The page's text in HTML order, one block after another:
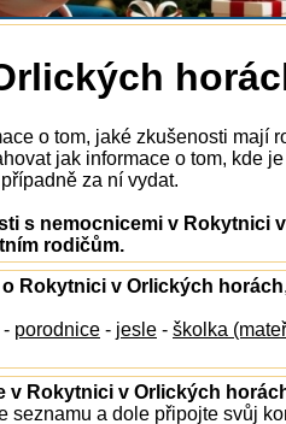
o tom, jaké zkušenosti mají
jak informace o tom, kde
za ní vydat.
s nemocnicemi v Rokytnici
rodičům.
Rokytnici v Orlických horách
- porodnice - jesle - školka
v Rokytnici v Orlických
seznamu a dole připojte svůj